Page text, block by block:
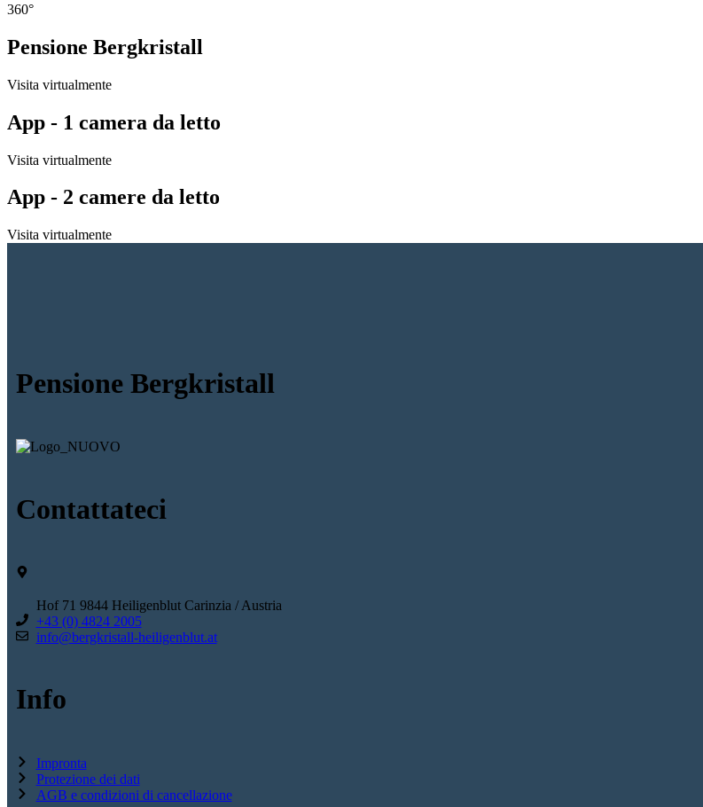
360°
Pensione Bergkristall
Visita virtualmente
App - 1 camera da letto
Visita virtualmente
App - 2 camere da letto
Visita virtualmente
Pensione Bergkristall
Contattateci
Hof 71 9844 Heiligenblut Carinzia / Austria
+43 (0) 4824 2005
info@bergkristall-heiligenblut.at
Info
Impronta
Protezione dei dati
AGB e condizioni di cancellazione